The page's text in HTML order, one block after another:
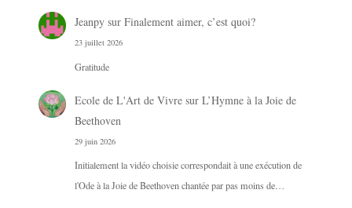
Jeanpysur Finalement aimer, c’est quoi?
23 juillet 2026
Gratitude
Ecole de L'Art de Vivresur L’Hymne à la Joie de
Beethoven
29 juin 2026
Initialement la vidéo choisie correspondait à une exécution de
l'Ode à la Joie de Beethoven chantée par pas moins de…